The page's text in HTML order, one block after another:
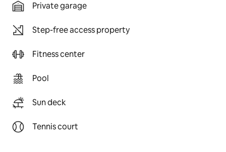
Private garage
Step-free access property
Fitness center
Pool
Sun deck
Tennis court